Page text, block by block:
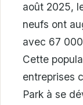
août 2025,
neufs ont
avec 67
Cette
entreprises
Park à se